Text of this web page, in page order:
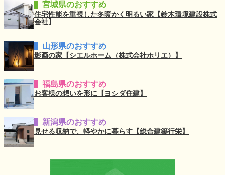
宮城県のおすすめ
住宅性能を重視した冬暖かく明るい家【鈴木環境建設株式
会社】
山形県のおすすめ
影画の家【シエルホーム（株式会社ホリエ）】
福島県のおすすめ
お客様の想いを形に【ヨシダ住建】
新潟県のおすすめ
見せる収納で、軽やかに暮らす【総合建築行栄】